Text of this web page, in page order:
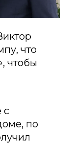
что
чтобы
с
по